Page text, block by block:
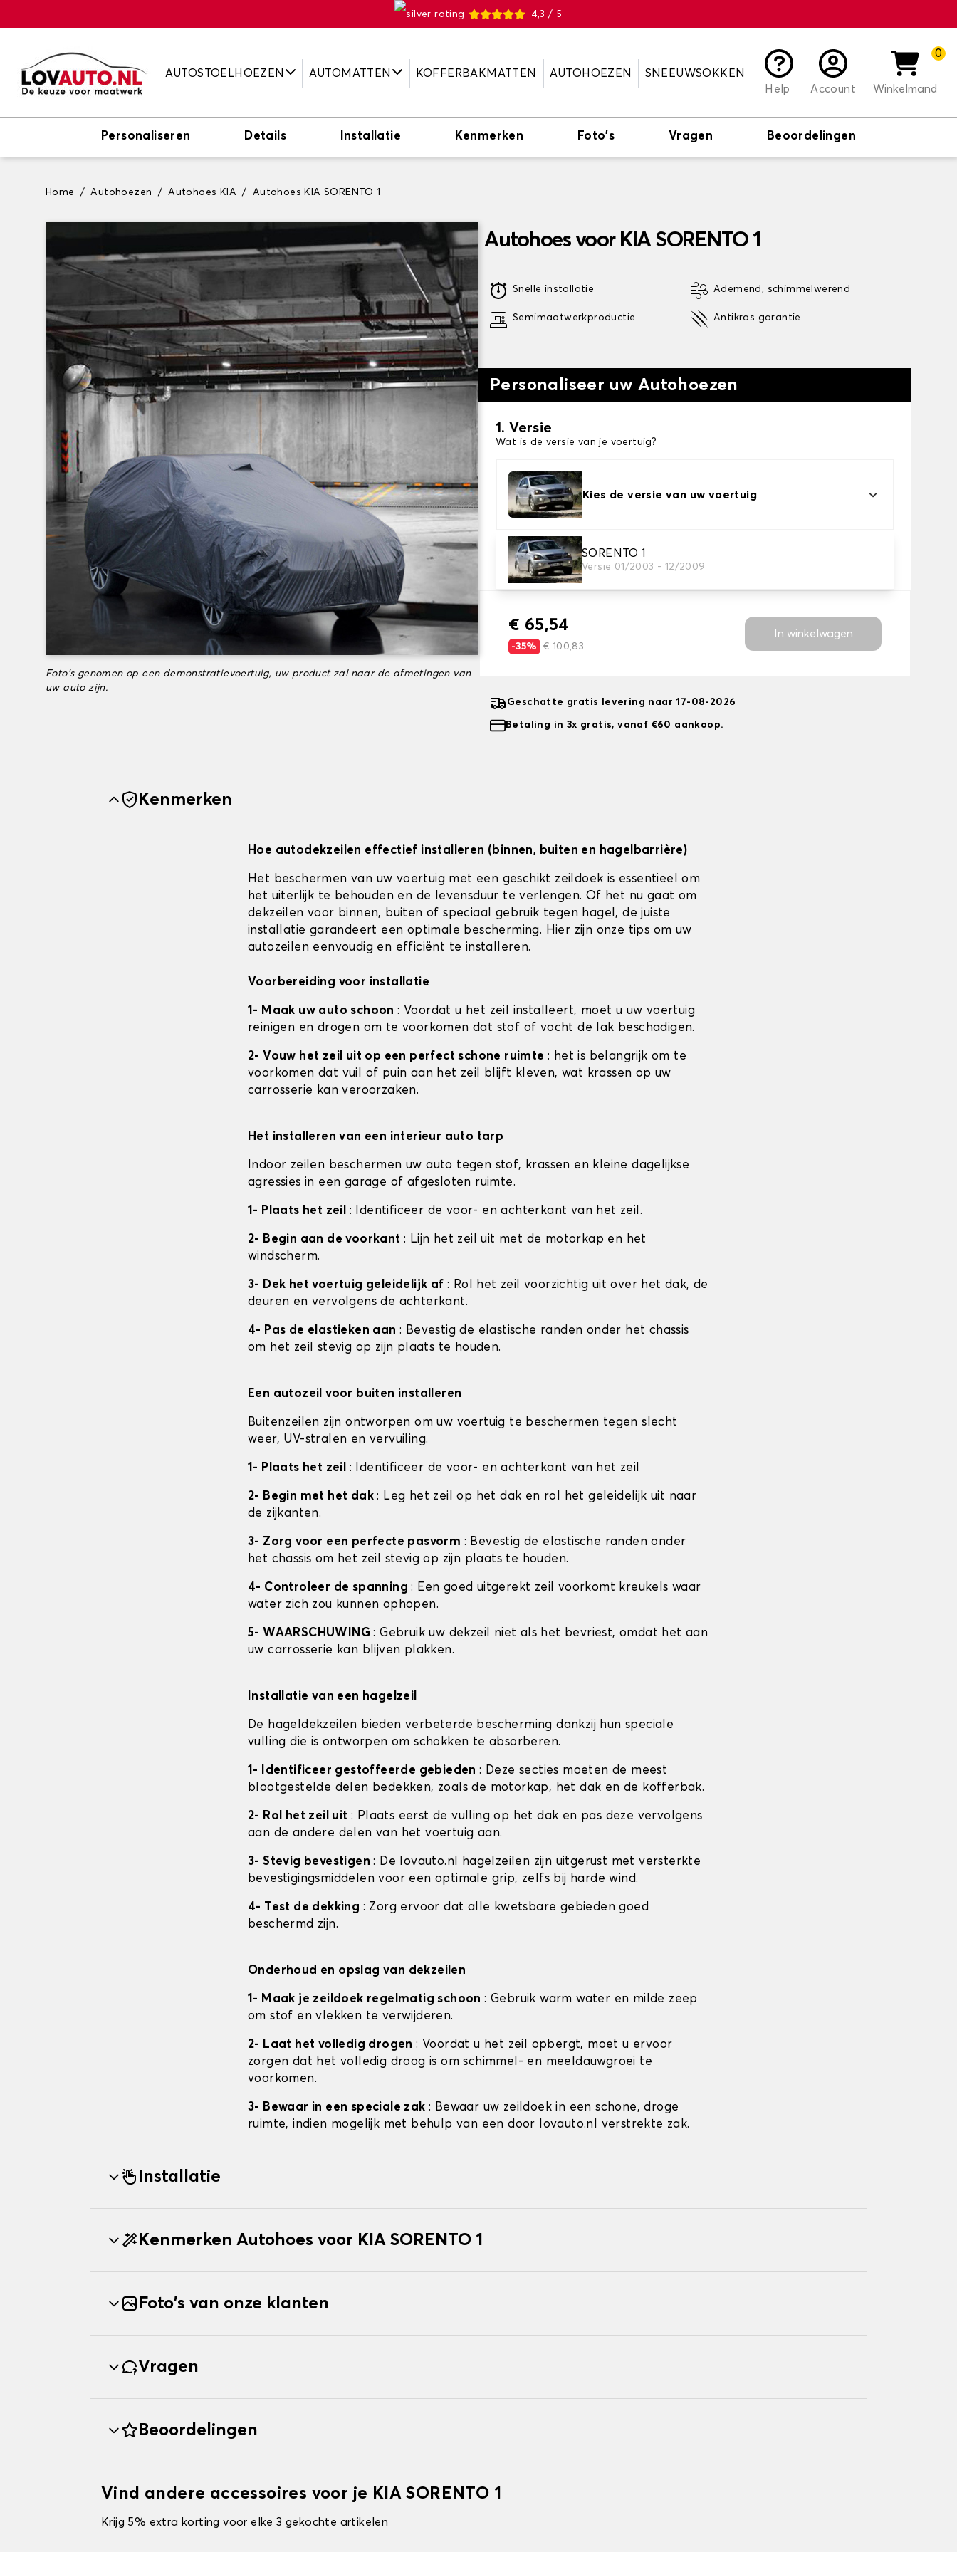
4,3 / 5
AUTOSTOELHOEZEN AUTOMATTEN KOFFERBAKMATTEN AUTOHOEZEN
SNEEUWSOKKEN
Help
Account
0
Winkelmand
Personaliseren Details Installatie Kenmerken Foto's Vragen Beoordelingen
Home Autohoezen Autohoes KIA Autohoes KIA SORENTO 1
Foto's genomen op een demonstratievoertuig, uw product zal naar de afmetingen van
uw auto zijn.
Autohoes voor KIA SORENTO 1
Snelle installatie
Semimaatwerkproductie
Ademend, schimmelwerend
Antikras garantie
Personaliseer uw Autohoezen
1. Versie
Wat is de versie van je voertuig?
Kies de versie van uw voertuig
SORENTO 1
Versie 01/2003 - 12/2009
2. Beschermingsniveau
Kies de juiste beschermhoes voor uw behoeftes
€ 65,54
-35% € 100,83
In winkelwagen
Geschatte gratis levering naar 17-08-2026
Betaling in 3x gratis, vanaf €60 aankoop.
Kenmerken
Hoe autodekzeilen effectief installeren (binnen, buiten en hagelbarrière)
Het beschermen van uw voertuig met een geschikt zeildoek is essentieel om
het uiterlijk te behouden en de levensduur te verlengen. Of het nu gaat om
dekzeilen voor binnen, buiten of speciaal gebruik tegen hagel, de juiste
installatie garandeert een optimale bescherming. Hier zijn onze tips om uw
autozeilen eenvoudig en efficiënt te installeren.
Voorbereiding voor installatie
1- Maak uw auto schoon: Voordat u het zeil installeert, moet u uw voertuig
reinigen en drogen om te voorkomen dat stof of vocht de lak beschadigen.
2- Vouw het zeil uit op een perfect schone ruimte : het is belangrijk om te
voorkomen dat vuil of puin aan het zeil blijft kleven, wat krassen op uw
carrosserie kan veroorzaken.
Het installeren van een interieur auto tarp
Indoor zeilen beschermen uw auto tegen stof, krassen en kleine dagelijkse
agressies in een garage of afgesloten ruimte.
1- Plaats het zeil : Identificeer de voor- en achterkant van het zeil.
2- Begin aan de voorkant : Lijn het zeil uit met de motorkap en het
windscherm.
3- Dek het voertuig geleidelijk af : Rol het zeil voorzichtig uit over het dak, de
deuren en vervolgens de achterkant.
4- Pas de elastieken aan : Bevestig de elastische randen onder het chassis
om het zeil stevig op zijn plaats te houden.
Een autozeil voor buiten installeren
Buitenzeilen zijn ontworpen om uw voertuig te beschermen tegen slecht
weer, UV-stralen en vervuiling.
1- Plaats het zeil : Identificeer de voor- en achterkant van het zeil
2- Begin met het dak: Leg het zeil op het dak en rol het geleidelijk uit naar
de zijkanten.
3- Zorg voor een perfecte pasvorm : Bevestig de elastische randen onder
het chassis om het zeil stevig op zijn plaats te houden.
4- Controleer de spanning: Een goed uitgerekt zeil voorkomt kreukels waar
water zich zou kunnen ophopen.
5- WAARSCHUWING: Gebruik uw dekzeil niet als het bevriest, omdat het aan
uw carrosserie kan blijven plakken.
Installatie van een hagelzeil
De hageldekzeilen bieden verbeterde bescherming dankzij hun speciale
vulling die is ontworpen om schokken te absorberen.
1- Identificeer gestoffeerde gebieden: Deze secties moeten de meest
blootgestelde delen bedekken, zoals de motorkap, het dak en de kofferbak.
2- Rol het zeil uit : Plaats eerst de vulling op het dak en pas deze vervolgens
aan de andere delen van het voertuig aan.
3- Stevig bevestigen: De lovauto.nl hagelzeilen zijn uitgerust met versterkte
bevestigingsmiddelen voor een optimale grip, zelfs bij harde wind.
4- Test de dekking : Zorg ervoor dat alle kwetsbare gebieden goed
beschermd zijn.
Onderhoud en opslag van dekzeilen
1- Maak je zeildoek regelmatig schoon: Gebruik warm water en milde zeep
om stof en vlekken te verwijderen.
2- Laat het volledig drogen: Voordat u het zeil opbergt, moet u ervoor
zorgen dat het volledig droog is om schimmel- en meeldauwgroei te
voorkomen.
3- Bewaar in een speciale zak : Bewaar uw zeildoek in een schone, droge
ruimte, indien mogelijk met behulp van een door lovauto.nl verstrekte zak.
Installatie
Kenmerken Autohoes voor KIA SORENTO 1
Foto's van onze klanten
Vragen
Beoordelingen
Vind andere accessoires voor je KIA SORENTO 1
Krijg 5% extra korting voor elke 3 gekochte artikelen